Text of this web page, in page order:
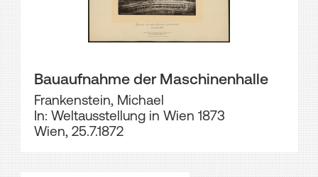
Bauaufnahme der Maschinenhalle
Frankenstein, Michael
In: Weltausstellung in Wien 1873
Wien, 25.7.1872